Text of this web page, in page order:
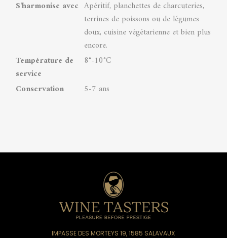
S'harmonise avec Apéritif, planchettes de charcuteries,
terrines de poissons ou de légumes
doux, cuisine végétarienne et bien plus
encore.
Température de
service
8°-10°C
Conservation
5-7 ans
IMPASSE DES MORTEYS 19, 1585 SALAVAUX